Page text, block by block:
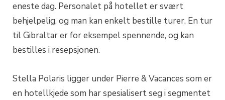
eneste dag. Personalet på hotellet er svært
behjelpelig, og man kan enkelt bestille turer. En tur
til Gibraltar er for eksempel spennende, og kan
bestilles i resepsjonen.
Stella Polaris ligger under Pierre & Vacances som er
en hotellkjede som har spesialisert seg i segmentet